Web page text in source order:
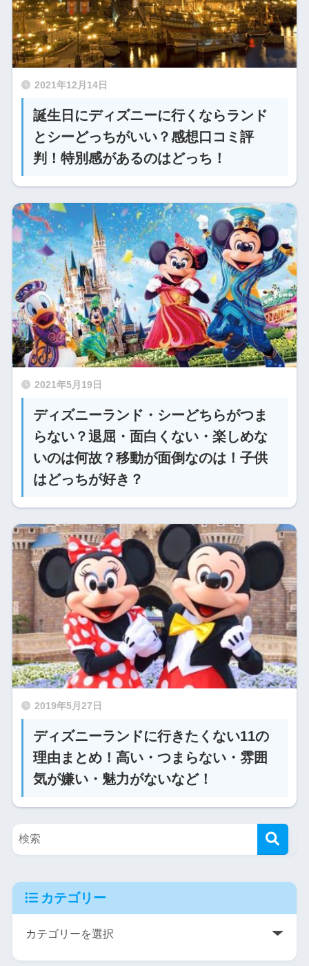
2021年12月14日
誕生日にディズニーに行くならランド
とシーどっちがいい？感想口コミ評
判！特別感があるのはどっち！
2021年5月19日
ディズニーランド・シーどちらがつま
らない？退屈・面白くない・楽しめな
いのは何故？移動が面倒なのは！子供
はどっちが好き？
2019年5月27日
ディズニーランドに行きたくない11の
理由まとめ！高い・つまらない・雰囲
気が嫌い・魅力がないなど！
カテゴリー